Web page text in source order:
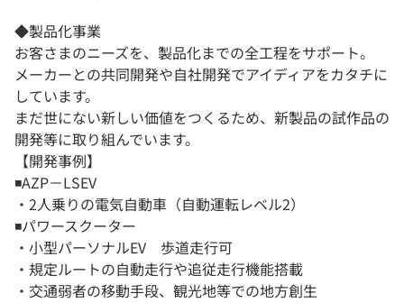
◆製品化事業
お客さまのニーズを、製品化までの全工程をサポート。
メーカーとの共同開発や自社開発でアイディアをカタチに
しています。
まだ世にない新しい価値をつくるため、新製品の試作品の
開発等に取り組んでいます。
【開発事例】
◾️AZP－LSEV
・2人乗りの電気自動車（自動運転レベル2）
◾️パワースクーター
・小型パーソナルEV 歩道走行可
・規定ルートの自動走行や追従走行機能搭載
・交通弱者の移動手段、観光地等での地方創生